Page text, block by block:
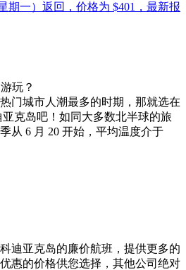
期一）返回，价格为 $401，最新报
玩？
门城市人潮最多的时期，那就选在
克岛吧！如同大多数北半球的旅
从 6 月 20 开始，平均温度介于
迪亚克岛的廉价航班，提供更多的
惠的价格供您选择，其他公司绝对